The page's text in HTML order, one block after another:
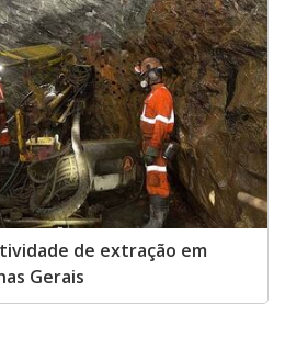
de extração em
Gerais